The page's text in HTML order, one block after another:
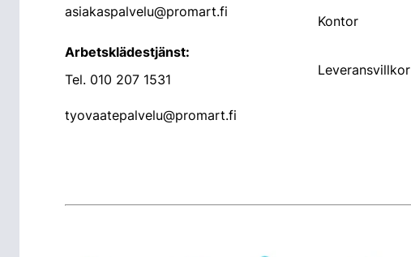
asiakaspalvelu@promart.fi
Arbetsklädestjänst:
Tel. 010 207 1531
tyovaatepalvelu@promart.fi
Kontor
Leveransvillkor